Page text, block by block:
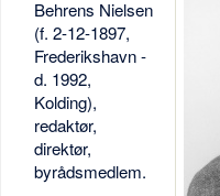
Behrens Nielsen
(f. 2-12-1897,
Frederikshavn -
d. 1992,
Kolding),
redaktør,
direktør,
byrådsmedlem.